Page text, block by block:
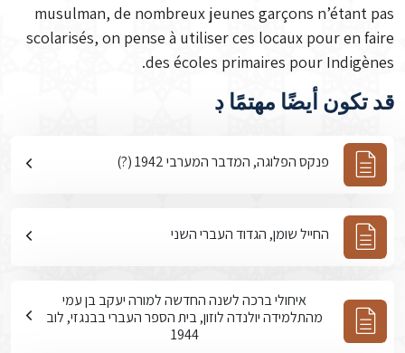
musulman, de nombreux jeunes garçons n’étant pas
scolarisés, on pense à utiliser ces locaux pour en faire
des écoles primaires pour Indigènes.
قد تكون أيضًا مهتمًا ڊ
פנקס הפלוגה, המדבר המערבי 1942 (?)
החייל שומן, הגדוד העברי השני
איחולי ברכה לשנה החדשה למורה יעקב בן עמי
מהתלמידה יולנדה לוזון, בית הספר העברי בבנגזי, לוב
1944